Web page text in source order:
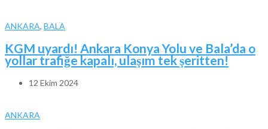
ANKARA, BALA
KGM uyardı! Ankara Konya Yolu ve Bala’da o
yollar trafiğe kapalı, ulaşım tek şeritten!
12 Ekim 2024
ANKARA